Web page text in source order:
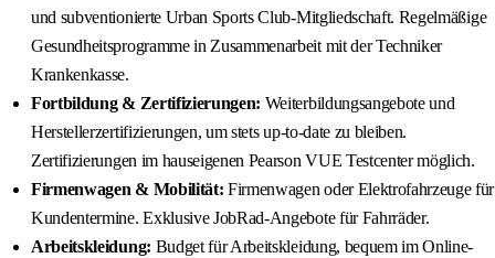
und subventionierte Urban Sports Club-Mitgliedschaft. Regelmäßige
Gesundheitsprogramme in Zusammenarbeit mit der Techniker
Krankenkasse.
Fortbildung & Zertifizierungen: Weiterbildungsangebote und
Herstellerzertifizierungen, um stets up-to-date zu bleiben.
Zertifizierungen im hauseigenen Pearson VUE Testcenter möglich.
Firmenwagen & Mobilität: Firmenwagen oder Elektrofahrzeuge für
Kundentermine. Exklusive JobRad-Angebote für Fahrräder.
Arbeitskleidung: Budget für Arbeitskleidung, bequem im Online-